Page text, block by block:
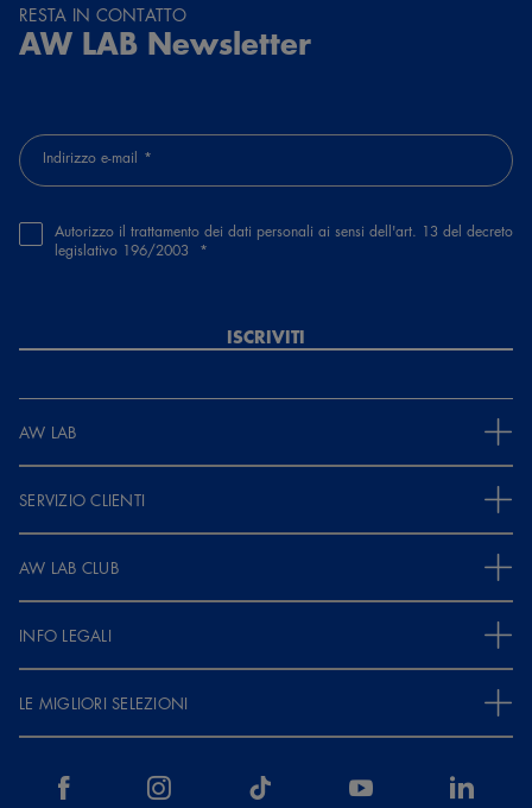
RESTA IN CONTATTO
AW LAB Newsletter
Indirizzo e-mail
Autorizzo il trattamento dei dati personali ai sensi dell'art. 13 del decreto
legislativo 196/2003
ISCRIVITI
AW LAB
SERVIZIO CLIENTI
AW LAB CLUB
INFO LEGALI
LE MIGLIORI SELEZIONI